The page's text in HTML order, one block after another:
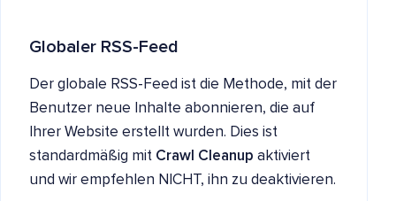
Globaler RSS-Feed
Der globale RSS-Feed ist die Methode, mit der
Benutzer neue Inhalte abonnieren, die auf
Ihrer Website erstellt wurden. Dies ist
standardmäßig mit Crawl Cleanup aktiviert
und wir empfehlen NICHT, ihn zu deaktivieren.